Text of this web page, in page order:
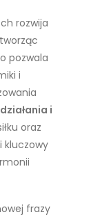
rozwija
pozwala
i
i
oraz
kluczowy
frazy